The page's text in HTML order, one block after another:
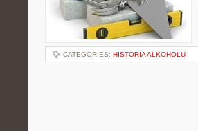
CATEGORIES: HISTORIA ALKOHOLU